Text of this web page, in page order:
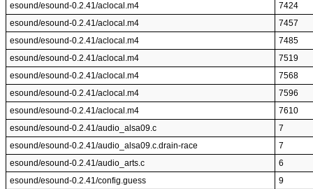
esound/esound-0.2.41/aclocal.m4
7424
esound/esound-0.2.41/aclocal.m4
7457
esound/esound-0.2.41/aclocal.m4
7485
esound/esound-0.2.41/aclocal.m4
7519
esound/esound-0.2.41/aclocal.m4
7568
esound/esound-0.2.41/aclocal.m4
7596
esound/esound-0.2.41/aclocal.m4
7610
esound/esound-0.2.41/audio_alsa09.c
7
esound/esound-0.2.41/audio_alsa09.c.drain-race
7
esound/esound-0.2.41/audio_arts.c
6
esound/esound-0.2.41/config.guess
9